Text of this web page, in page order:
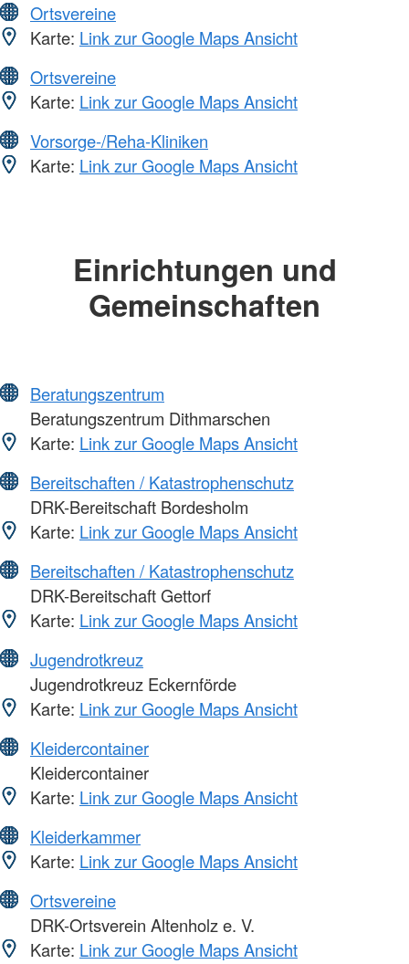
Ortsvereine
Karte: Link zur Google Maps Ansicht
Ortsvereine
Karte: Link zur Google Maps Ansicht
Vorsorge-/Reha-Kliniken
Karte: Link zur Google Maps Ansicht
Einrichtungen und
Gemeinschaften
Beratungszentrum
Beratungszentrum Dithmarschen
Karte: Link zur Google Maps Ansicht
Bereitschaften / Katastrophenschutz
DRK-Bereitschaft Bordesholm
Karte: Link zur Google Maps Ansicht
Bereitschaften / Katastrophenschutz
DRK-Bereitschaft Gettorf
Karte: Link zur Google Maps Ansicht
Jugendrotkreuz
Jugendrotkreuz Eckernförde
Karte: Link zur Google Maps Ansicht
Kleidercontainer
Kleidercontainer
Karte: Link zur Google Maps Ansicht
Kleiderkammer
Karte: Link zur Google Maps Ansicht
Ortsvereine
DRK-Ortsverein Altenholz e. V.
Karte: Link zur Google Maps Ansicht